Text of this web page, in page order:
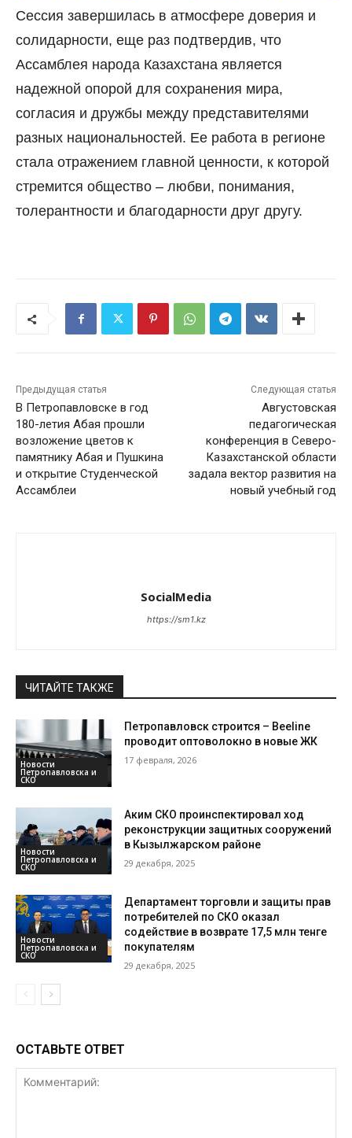
Сессия завершилась в атмосфере доверия и
солидарности, еще раз подтвердив, что
Ассамблея народа Казахстана является
надежной опорой для сохранения мира,
согласия и дружбы между представителями
разных национальностей. Ее работа в регионе
стала отражением главной ценности, к которой
стремится общество – любви, понимания,
толерантности и благодарности друг другу.
Предыдущая статья
В Петропавловске в год
180-летия Абая прошли
возложение цветов к
памятнику Абая и Пушкина
и открытие Студенческой
Ассамблеи
Следующая статья
Августовская
педагогическая
конференция в Северо-
Казахстанской области
задала вектор развития на
новый учебный год
SocialMedia
https://sm1.kz
ЧИТАЙТЕ ТАКЖЕ
Новости
Петропавловска и
СКО
Петропавловск строится – Beeline
проводит оптоволокно в новые ЖК
17 февраля, 2026
Новости
Петропавловска и
СКО
Аким СКО проинспектировал ход
реконструкции защитных сооружений
в Кызылжарском районе
29 декабря, 2025
Новости
Петропавловска и
СКО
Департамент торговли и защиты прав
потребителей по СКО оказал
содействие в возврате 17,5 млн тенге
покупателям
29 декабря, 2025
ОСТАВЬТЕ ОТВЕТ